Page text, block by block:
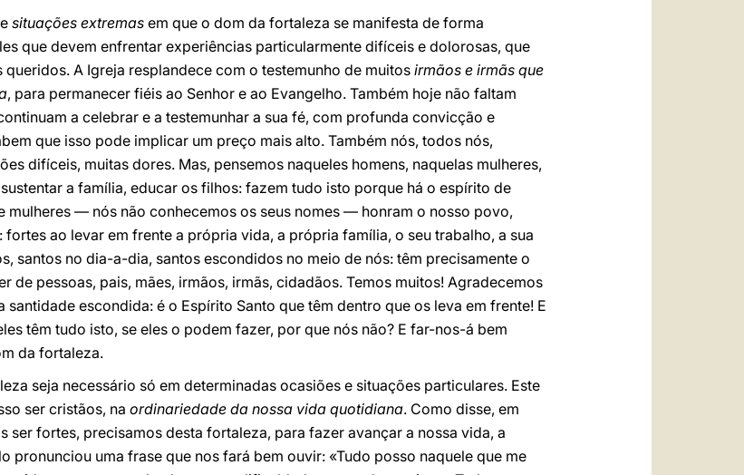
e situações extremas em que o dom da fortaleza se manifesta de forma
que devem enfrentar experiências particularmente difíceis e dolorosas, que
A Igreja resplandece com o testemunho de muitosirmãos e irmãs que
, para permanecer fiéis ao Senhor e ao Evangelho. Também hoje não faltam
a celebrar e a testemunhar a sua fé, com profunda convicção e
que isso pode implicar um preço mais alto. Também nós, todos nós,
difíceis, muitas dores. Mas, pensemos naqueles homens, naquelas mulheres,
a família, educar os filhos: fazem tudo isto porque há o espírito de
mulheres — nós não conhecemos os seus nomes — honram o nosso povo,
ao levar em frente a própria vida, a própria família, o seu trabalho, a sua
santos no dia-a-dia, santos escondidos no meio de nós: têm precisamente o
de pessoas, pais, mães, irmãos, irmãs, cidadãos. Temos muitos! Agradecemos
escondida: é o Espírito Santo que têm dentro que os leva em frente! E
têm tudo isto, se eles o podem fazer, por que nós não? E far-nos-á bem
da fortaleza.
seja necessário só em determinadas ocasiões e situações particulares. Este
ser cristãos, na ordinariedade da nossa vida quotidiana. Como disse, em
fortes, precisamos desta fortaleza, para fazer avançar a nossa vida, a
pronunciou uma frase que nos fará bem ouvir: «Tudo posso naquele que me